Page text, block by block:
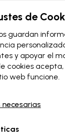
una caja de
en un
gratuitos.
Marrón
de
guardan
y apoyar el
cookies
web funcione.
necesarias